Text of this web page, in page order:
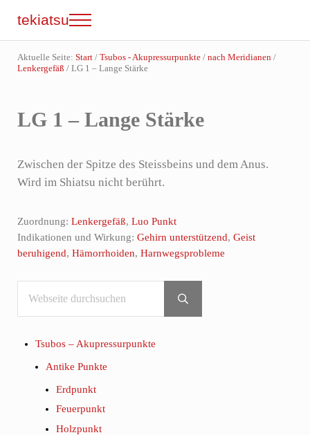
tekiatsu Menu
Aktuelle Seite: Start / Tsubos - Akupressurpunkte / nach Meridianen /
Lenkergefäß /LG 1 – Lange Stärke
LG 1 – Lange Stärke
Zwischen der Spitze des Steissbeins und dem Anus.
Wird im Shiatsu nicht berührt.
Zuordnung: Lenkergefäß, Luo Punkt
Indikationen und Wirkung: Gehirn unterstützend, Geist
beruhigend, Hämorrhoiden, Harnwegsprobleme
Sidebar
Submit search
Tsubos – Akupressurpunkte
Antike Punkte
Erdpunkt
Feuerpunkt
Holzpunkt